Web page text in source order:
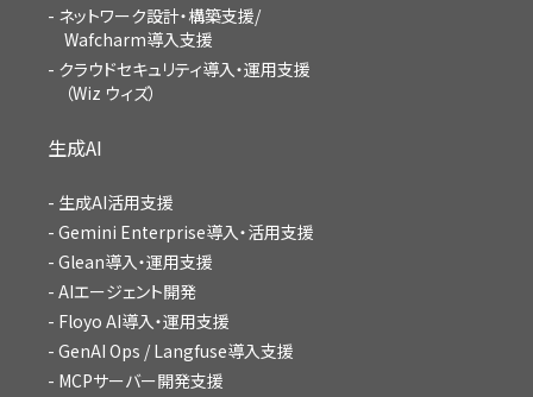
ネットワーク設計・構築支援/
Wafcharm導入支援
クラウドセキュリティ導入・運用支援
（Wiz ウィズ）
生成AI
生成AI活用支援
Gemini Enterprise導入・活用支援
Glean導入・運用支援
AIエージェント開発
Floyo AI導入・運用支援
GenAI Ops / Langfuse導入支援
MCPサーバー開発支援